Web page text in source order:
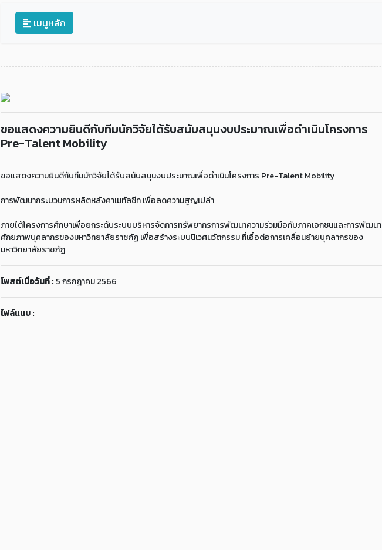
เมนูหลัก
ขอแสดงความยินดีกับทีมนักวิจัยได้รับสนับสนุนงบประมาณเพื่อดำเนินโครงการ
Pre-Talent Mobility
ขอแสดงความยินดีกับทีมนักวิจัยได้รับสนับสนุนงบประมาณเพื่อดำเนินโครงการ Pre-Talent Mobility
การพัฒนากระบวนการผลิตหลังคาเมทัลชีท เพื่อลดความสูญเปล่า
ภายใต้โครงการศึกษาเพื่อยกระดับระบบบริหารจัดการทรัพยากรการพัฒนาความร่วมมือกับภาคเอกชนและการพัฒนา
ศักยภาพบุคลากรของมหาวิทยาลัยราชภัฏ เพื่อสร้างระบบนิเวศนวัตกรรม ที่เอื้อต่อการเคลื่อนย้ายบุคลากรของ
มหาวิทยาลัยราชภัฏ
โพสต์เมื่อวันที่ : 5 กรกฎาคม 2566
ไฟล์แนบ :